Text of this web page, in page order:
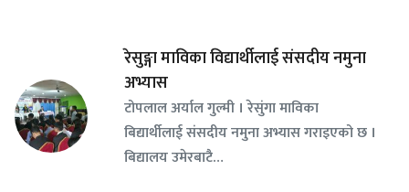
रेसुङ्गा माविका विद्यार्थीलाई संसदीय नमुना
अभ्यास
टोपलाल अर्याल गुल्मी । रेसुंगा माविका
बिद्यार्थीलाई संसदीय नमुना अभ्यास गराइएको छ ।
बिद्यालय उमेरबाटै…